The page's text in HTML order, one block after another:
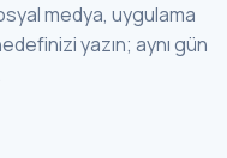
medya, uygulama
yazın; aynı gün